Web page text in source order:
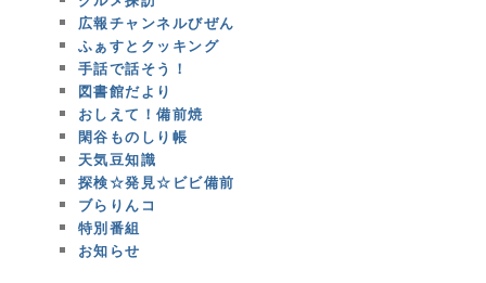
広報チャンネルびぜん
ふぁすとクッキング
手話で話そう！
図書館だより
おしえて！備前焼
閑谷ものしり帳
天気豆知識
探検☆発見☆ビビ備前
ブらりんコ
特別番組
お知らせ